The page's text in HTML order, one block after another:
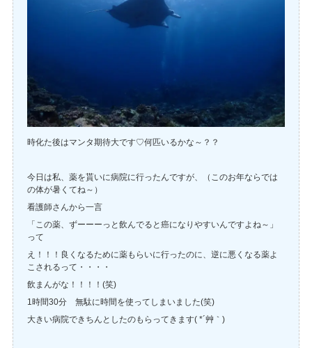
時化た後はマンタ期待大です♡何匹いるかな～？？
今日は私、薬を貰いに病院に行ったんですが、（このお年ならでは
の体が暑くてね～）
看護師さんから一言
「この薬、ずーーーっと飲んでると癌になりやすいんですよね～」
って
え！！！良くなるために薬もらいに行ったのに、逆に悪くなる薬よ
こされるって・・・・
飲まんがな！！！！(笑)
1時間30分 無駄に時間を使ってしまいました(笑)
大きい病院できちんとしたのもらってきます( *´艸｀)